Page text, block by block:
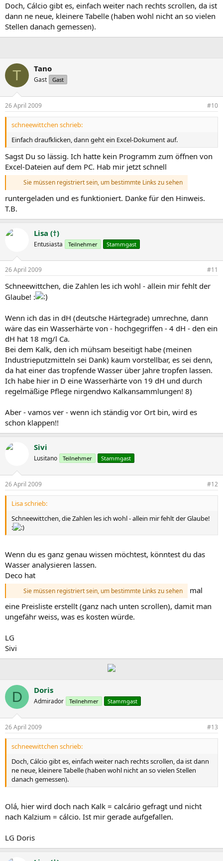
Doch, Cálcio gibt es, einfach weiter nach rechts scrollen, da ist
dann ne neue, kleinere Tabelle (haben wohl nicht an so vielen
Stellen danach gemessen).
T Tano
Gast Gast
26 April 2009 #10
schneewittchen schrieb:
Einfach draufklicken, dann geht ein Excel-Dokument auf.
Sagst Du so lässig. Ich hatte kein Programm zum öffnen von
Excel-Dateien auf dem PC. Hab mir jetzt schnell
Sie müssen registriert sein, um bestimmte Links zu sehen
runtergeladen und es funktioniert. Danke für den Hinweis.
T.B.
Lisa (†)
Entusiasta Teilnehmer Stammgast
26 April 2009 #11
Schneewittchen, die Zahlen les ich wohl - allein mir fehlt der
Glaube! :
Wenn ich das in dH (deutsche Härtegrade) umrechne, dann
wäre das ein Wasserhärte von - hochgegriffen - 4 dH - den ein
dH hat 18 mg/l Ca.
Bei dem Kalk, den ich mühsam beseitigt habe (meinen
Industrieputzmitteln sei Dank) kaum vorstellbar, es sei denn,
da hat einer das tropfende Wasser über Jahre tropfen lassen.
Ich habe hier in D eine Wasserhärte von 19 dH und durch
regelmäßige Pflege nirgendwo Kalkansammlungen! 8)
Aber - vamos ver - wenn ich ständig vor Ort bin, wird es
schon klappen!!
Sivi
Lusitano Teilnehmer Stammgast
26 April 2009 #12
Lisa schrieb:
Schneewittchen, die Zahlen les ich wohl - allein mir fehlt der Glaube!
:
Wenn du es ganz genau wissen möchtest, könntest du das
Wasser analysieren lassen.
Deco hat
Sie müssen registriert sein, um bestimmte Links zu sehen
mal
eine Preisliste erstellt (ganz nach unten scrollen), damit man
ungefähr weiss, was es kosten würde.
LG
Sivi
D Doris
Admirador Teilnehmer Stammgast
26 April 2009 #13
schneewittchen schrieb:
Doch, Cálcio gibt es, einfach weiter nach rechts scrollen, da ist dann
ne neue, kleinere Tabelle (haben wohl nicht an so vielen Stellen
danach gemessen).
Olá, hier wird doch nach Kalk = calcário gefragt und nicht
nach Kalzium = cálcio. Ist mir gerade aufgefallen.
LG Doris